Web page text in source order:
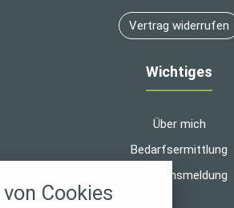
Vertrag widerrufen
Wichtiges
Über mich
Bedarfsermittlung
Schadensmeldung
Cookies
alle verwendeten Cookies und